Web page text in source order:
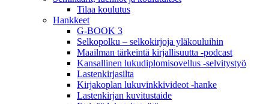
Tilaa koulutus
Hankkeet
G-BOOK 3
Selkopolku – selkokirjoja yläkouluihin
Maailman tärkeintä kirjallisuutta -podcast
Kansallinen lukudiplomisovellus -selvitystyö
Lastenkirjasilta
Kirjakoplan lukuvinkkivideot -hanke
Lastenkirjan kuvitustaide